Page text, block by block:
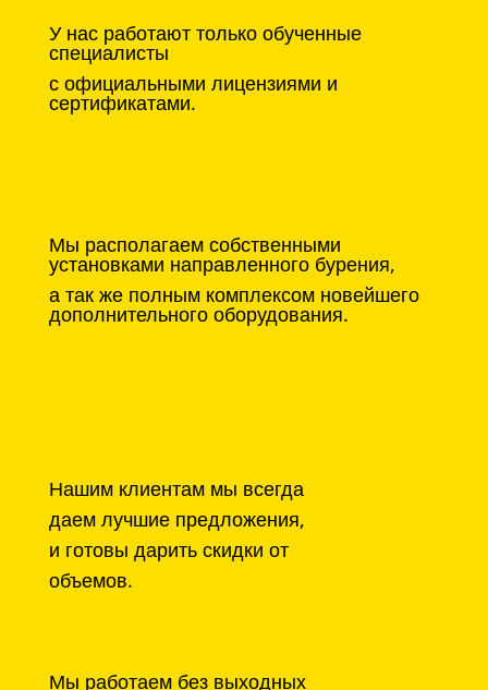
У нас работают только обученные
специалисты
с официальными лицензиями и
сертификатами.
Мы располагаем собственными
установками направленного бурения,
а так же полным комплексом новейшего
дополнительного оборудования.
Нашим клиентам мы всегда
даем лучшие предложения,
и готовы дарить скидки от
объемов.
Мы работаем без выходных